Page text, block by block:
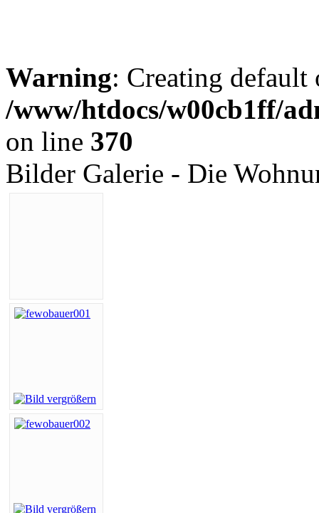
Warning: Creating
/www/htdocs/w00cb1ff/
on line 370
Bilder Galerie - Die